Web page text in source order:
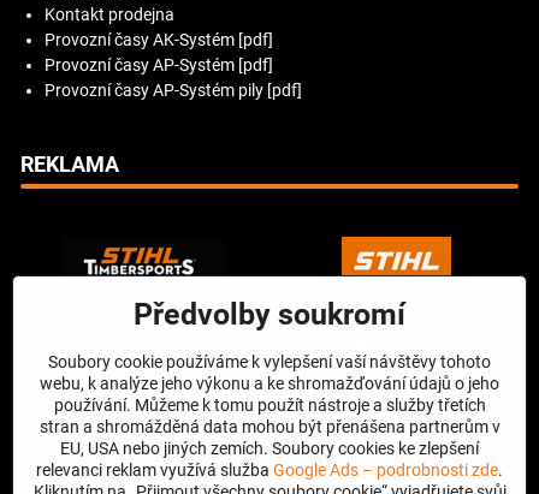
Kontakt prodejna
Provozní časy AK-Systém [pdf]
Provozní časy AP-Systém [pdf]
Provozní časy AP-Systém pily [pdf]
REKLAMA
Předvolby soukromí
Soubory cookie používáme k vylepšení vaší návštěvy tohoto
webu, k analýze jeho výkonu a ke shromažďování údajů o jeho
používání. Můžeme k tomu použít nástroje a služby třetích
stran a shromážděná data mohou být přenášena partnerům v
EU, USA nebo jiných zemích. Soubory cookies ke zlepšení
relevanci reklam využívá služba Google Ads – podrobnosti zde.